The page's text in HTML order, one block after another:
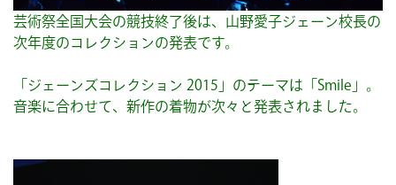
芸術祭全国大会の競技終了後は、山野愛子ジェーン校長の
次年度のコレクションの発表です。
「ジェーンズコレクション 2015」のテーマは「Smile」。
音楽に合わせて、新作の着物が次々と発表されました。